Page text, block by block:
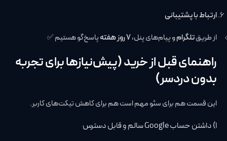
ارتباط با پشتیبانی
از طریقتلگرامو پیام‌های پنل،۷ روز هفته پاسخ‌گو هستیم ✅
راهنمای قبل از خرید (پیش‌نیازها برای تجربه
بدون دردسر)
این قسمت هم برای سئو مهم است هم برای کاهش تیکت‌های کاربر.
۱) داشتن حساب Google سالم و قابل دسترس